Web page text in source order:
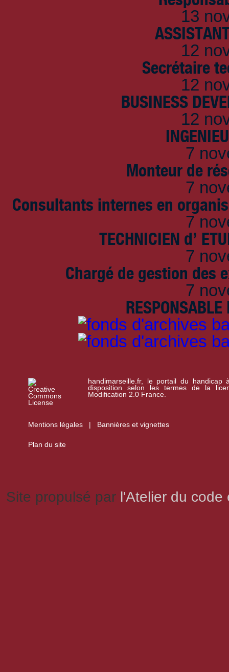
13
12
Secrétaire
12
BUSINESS
12
7
Monteur de
7
Consultants internes en
7
TECHNICIEN d’
7
Chargé de gestion des
7
handimarseille.fr, le portail du handicap
disposition selon les termes de la
Modification 2.0 France.
Mentions légales Bannières et vignettes
Plan du site
Site propulsé par l'Atelier du